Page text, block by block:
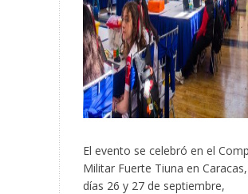
El evento se celebró en el
Militar Fuerte Tiuna en
días 26 y 27 de septiembre,